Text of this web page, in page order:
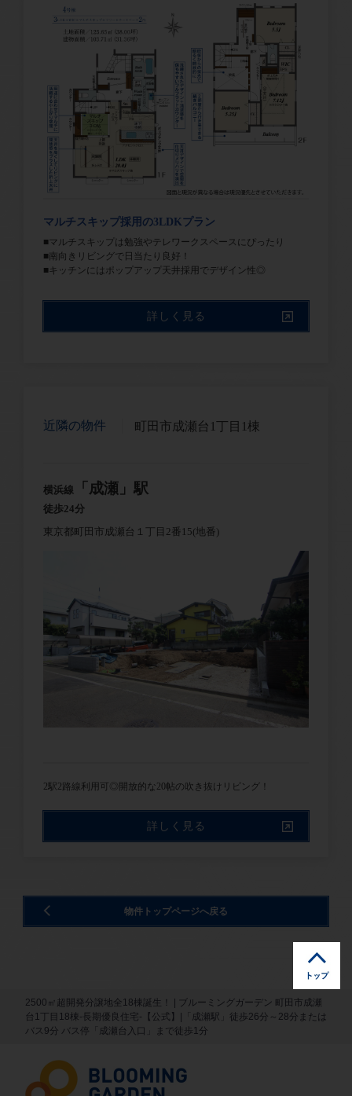
マルチスキップ採用の3LDKプラン
■マルチスキップは勉強やテレワークスペースにぴったり
■南向きリビングで日当たり良好！
■キッチンにはポップアップ天井採用でデザイン性◎
詳しく見る
近隣の物件 町田市成瀬台1丁目1棟
横浜線 「成瀬」駅
徒歩24分
東京都町田市成瀬台１丁目2番15(地番)
2駅2路線利用可◎開放的な20帖の吹き抜けリビング！
詳しく見る
物件トップページへ戻る
2500㎡超開発分譲地全18棟誕生！ | ブルーミングガーデン 町田市成瀬
台1丁目18棟-長期優良住宅-【公式】|「成瀬駅」徒歩26分～28分または
バス9分 バス停「成瀬台入口」まで徒歩1分